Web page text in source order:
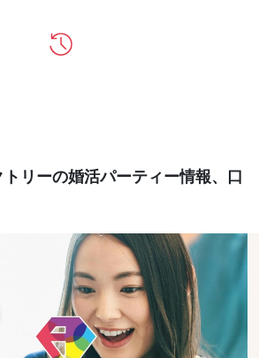
プ
リーの婚活パーティー情報、口